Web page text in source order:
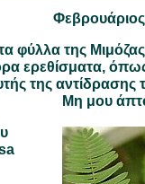
τα φύλλα της
ερεθίσματα,
της
Μη μου